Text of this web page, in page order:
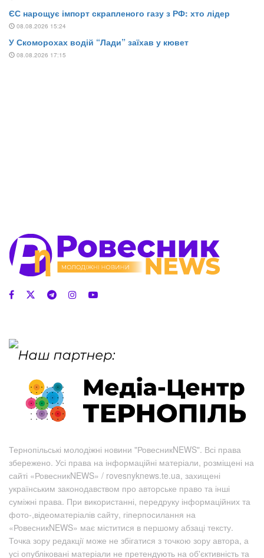
Тернопільські молодіжні новини "РовесникNEWS". Всі права
збережено. Усі права на інформаційні матеріали, розміщені на
сайті «РовесникNEWS» / rovesnyknews.te.ua, захищені
українським законодавством про авторське право та інші
суміжні права. При використанні, передруку інформаційних та
фото-,відеоматеріалів сайту, гіперпосилання на
«РовесникNEWS» має міститися в першому абзаці тексту.
Точка зору редакції може не збігатися з точкою зору автора, а
усі опубліковані матеріали не претендують на об'єктивність та